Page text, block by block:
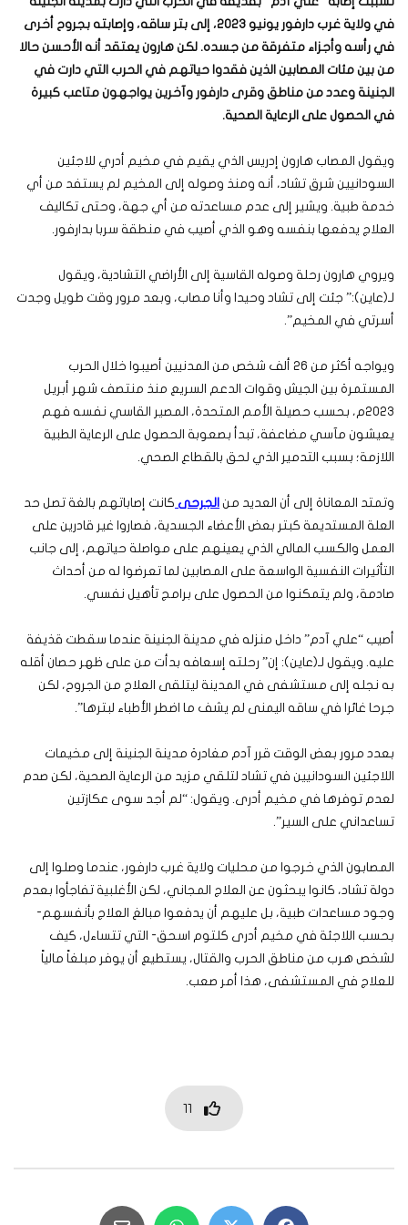
في ولاية غرب دارفور يونيو 2023، إلى بتر ساقه، وإصابته بجروح أخرى
في رأسه وأجزاء متفرقة من جسده. لكن هارون يعتقد أنه الأحسن حالا
من بين مئات المصابين الذين فقدوا حياتهم في الحرب التي دارت في
الجنينة وعدد من مناطق وقرى دارفور وآخرين يواجهون متاعب كبيرة
في الحصول على الرعاية الصحية.
ويقول المصاب هارون إدريس الذي يقيم في مخيم أدري للاجئين
السودانيين شرق تشاد، أنه ومنذ وصوله إلى المخيم لم يستفد من أي
خدمة طبية. ويشير إلى عدم مساعدته من أي جهة، وحتى تكاليف
العلاج يدفعها بنفسه وهو الذي أصيب في منطقة سربا بدارفور.
ويروي هارون رحلة وصوله القاسية إلى الأراضي التشادية، ويقول
لـ(عاين):” جئت إلى تشاد وحيدا وأنا مصاب، وبعد مرور وقت طويل وجدت
أسرتي في المخيم”.
ويواجه أكثر من 26 ألف شخص من المدنيين أصيبوا خلال الحرب
المستمرة بين الجيش وقوات الدعم السريع منذ منتصف شهر أبريل
2023م، بحسب حصيلة الأمم المتحدة، المصير القاسي نفسه فهم
يعيشون مآسي مضاعفة، تبدأ بصعوبة الحصول على الرعاية الطبية
اللازمة؛ بسبب التدمير الذي لحق بالقطاع الصحي.
وتمتد المعاناة إلى أن العديد من الجرحى كانت إصاباتهم بالغة تصل حد
العلة المستديمة كبتر بعض الأعضاء الجسدية، فصاروا غير قادرين على
العمل والكسب المالي الذي يعينهم على مواصلة حياتهم، إلى جانب
التأثيرات النفسية الواسعة على المصابين لما تعرضوا له من أحداث
صادمة، ولم يتمكنوا من الحصول على برامج تأهيل نفسي.
أصيب “علي آدم” داخل منزله في مدينة الجنينة عندما سقطت قذيفة
عليه. ويقول لـ(عاين): إن” رحلته إسعافه بدأت من على ظهر حصان أقله
به نجله إلى مستشفى في المدينة ليتلقى العلاج من الجروح، لكن
جرحا غائرا في ساقه اليمنى لم يشف ما اضطر الأطباء لبترها”.
بعدد مرور بعض الوقت قرر آدم مغادرة مدينة الجنينة إلى مخيمات
اللاجئين السودانيين في تشاد لتلقي مزيد من الرعاية الصحية، لكن صدم
لعدم توفرها في مخيم أدرى. ويقول: “لم أجد سوى عكازتين
تساعداني على السير”.
المصابون الذي خرجوا من محليات ولاية غرب دارفور، عندما وصلوا إلى
دولة تشاد، كانوا يبحثون عن العلاج المجاني، لكن الأغلبية تفاجأوا بعدم
وجود مساعدات طبية، بل عليهم أن يدفعوا مبالغ العلاج بأنفسهم-
بحسب اللاجئة في مخيم أدرى كلتوم اسحق- التي تتساءل، كيف
لشخص هرب من مناطق الحرب والقتال، يستطيع أن يوفر مبلغاً مالياً
للعلاج في المستشفى، هذا أمر صعب.
11